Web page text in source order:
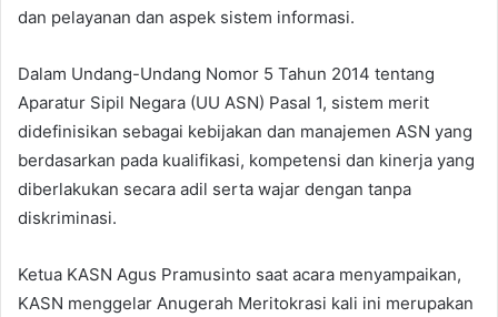
dan pelayanan dan aspek sistem informasi.
Dalam Undang-Undang Nomor 5 Tahun 2014 tentang
Aparatur Sipil Negara (UU ASN) Pasal 1, sistem merit
didefinisikan sebagai kebijakan dan manajemen ASN yang
berdasarkan pada kualifikasi, kompetensi dan kinerja yang
diberlakukan secara adil serta wajar dengan tanpa
diskriminasi.
Ketua KASN Agus Pramusinto saat acara menyampaikan,
KASN menggelar Anugerah Meritokrasi kali ini merupakan